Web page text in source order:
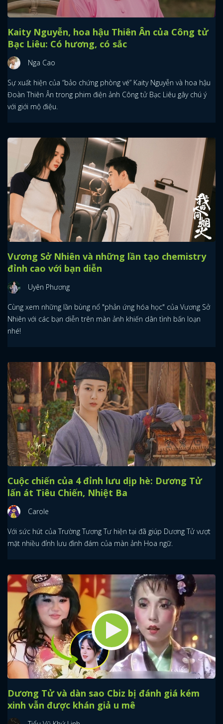
Kaity Nguyễn, hoa hậu Thiên Ân của Công tử
Bạc Liêu: Có hương, có sắc
Nga Cao
Sự xuất hiện của “bảo chứng phòng vé” Kaity Nguyễn và hoa hậu
Đoàn Thiên Ân trong phim điện ảnh Công tử Bạc Liêu gây chú ý
với giới mộ điệu.
Vương Sở Nhiên và những lần tạo chemistry
đỉnh cao với bạn diễn
Uyên Phương
Cùng xem những lần bùng nổ "phản ứng hóa học" của Vương Sở
Nhiên với các bạn diễn trên màn ảnh khiến dân tình bấn loạn
nhé!
Cuộc chiến của 4 đỉnh lưu dịp hè: Dương Tử
lấn át Tiêu Chiến, Nhiệt Ba
Carole
Với sức hút của Trường Tương Tư hiện tại đã giúp Dương Tử vượt
mặt nhiều đỉnh lưu đình đám của màn ảnh Hoa ngữ.
Dương Tử và dàn sao Cbiz bị đánh giá kém
xinh vẫn được khán giả u mê